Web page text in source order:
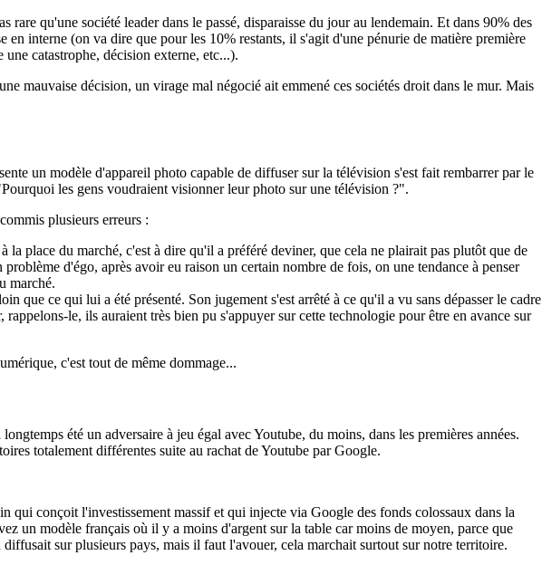
rare qu'une société leader dans le passé, disparaisse du jour au lendemain. Et dans 90% des
en interne (on va dire que pour les 10% restants, il s'agit d'une pénurie de matière première
catastrophe, décision externe, etc...).
mauvaise décision, un virage mal négocié ait emmené ces sociétés droit dans le mur. Mais
un modèle d'appareil photo capable de diffuser sur la télévision s'est fait rembarrer par le
les gens voudraient visionner leur photo sur une télévision ?".
plusieurs erreurs :
la place du marché, c'est à dire qu'il a préféré deviner, que cela ne plairait pas plutôt que de
d'égo, après avoir eu raison un certain nombre de fois, on une tendance à penser
marché.
que ce qui lui a été présenté. Son jugement s'est arrêté à ce qu'il a vu sans dépasser le cadre
le, ils auraient très bien pu s'appuyer sur cette technologie pour être en avance sur
c'est tout de même dommage...
été un adversaire à jeu égal avec Youtube, du moins, dans les premières années.
totalement différentes suite au rachat de Youtube par Google.
qui conçoit l'investissement massif et qui injecte via Google des fonds colossaux dans la
un modèle français où il y a moins d'argent sur la table car moins de moyen, parce que
sur plusieurs pays, mais il faut l'avouer, cela marchait surtout sur notre territoire.